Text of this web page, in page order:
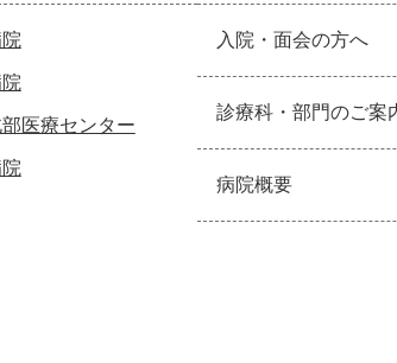
医療センター
入院・面会の方へ
診療科・部門のご案
病院概要